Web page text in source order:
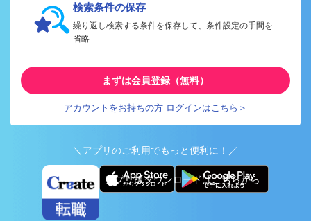
検索条件の保存
繰り返し検索する条件を保存して、条件設定の手間を
省略
まずは会員登録（無料）
アカウントをお持ちの方 ログインはこちら＞
＼アプリのご利用でもっと便利に！／
アプリ版ダウンロードはこちらから